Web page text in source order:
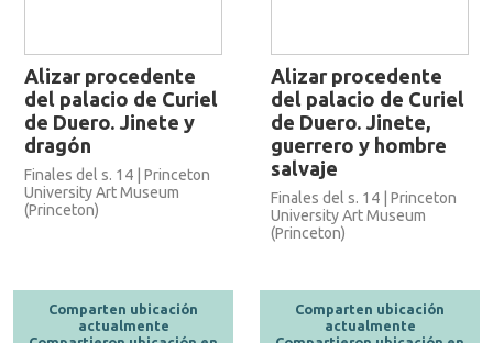
Alizar procedente
del palacio de Curiel
de Duero. Jinete y
dragón
Finales del s. 14 | Princeton
University Art Museum
(Princeton)
Comparten ubicación
actualmente
Alizar procedente
del palacio de Curiel
de Duero. Jinete,
guerrero y hombre
salvaje
Finales del s. 14 | Princeton
University Art Museum
(Princeton)
Comparten ubicación
actualmente